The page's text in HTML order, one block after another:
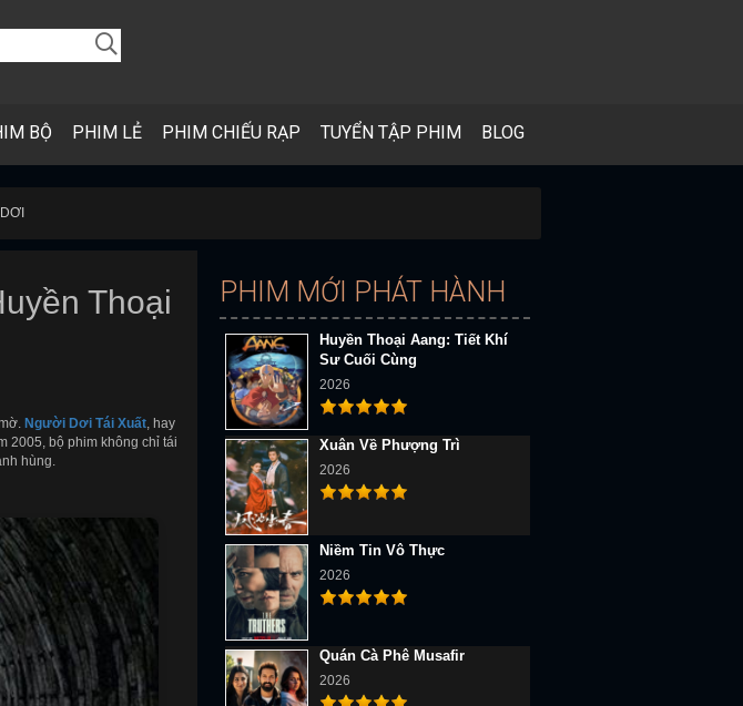
BỘ PHIM LẺ PHIM CHIẾU RẠP TUYỂN TẬP PHIM BLOG
Thoại
Người Dơi Tái Xuất, hay
2005, bộ phim không chỉ tái
hùng.
PHIM MỚI PHÁT HÀNH
Huyền Thoại Aang: Tiết Khí
Sư Cuối Cùng
2026
Xuân Về Phượng Trì
2026
Niềm Tin Vô Thực
2026
Quán Cà Phê Musafir
2026